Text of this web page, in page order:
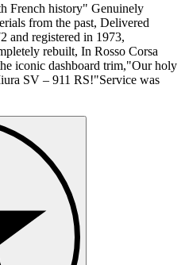
French history" Genuinely
from the past, Delivered
and registered in 1973,
rebuilt, In Rosso Corsa
iconic dashboard trim,"Our holy
SV – 911 RS!"Service was